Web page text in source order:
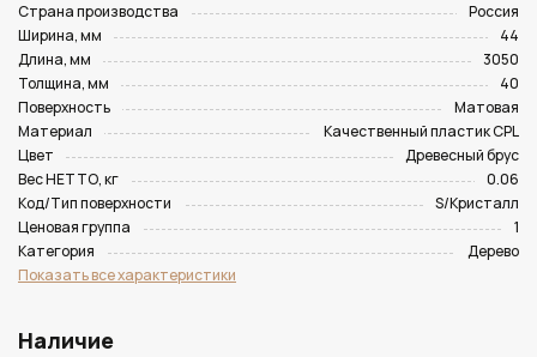
Страна производства
Россия
Ширина, мм
44
Длина, мм
3050
Толщина, мм
40
Поверхность
Матовая
Материал
Качественный пластик CPL
Цвет
Древесный брус
Вес НЕТТО, кг
0.06
Код/Тип поверхности
S/Кристалл
Ценовая группа
1
Категория
Дерево
Показать все характеристики
Наличие